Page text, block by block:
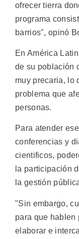
ofrecer tierra
programa
barrios", opinó
En América
de su población
muy precaria, lo
problema que
personas.
Para atender
conferencias y
cientificos,
la participación
la gestión
"Sin embargo,
para que hablen
elaborar e